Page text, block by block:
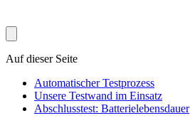
Auf dieser Seite
Automatischer Testprozess
Unsere Testwand im Einsatz
Abschlusstest: Batterielebensdauer